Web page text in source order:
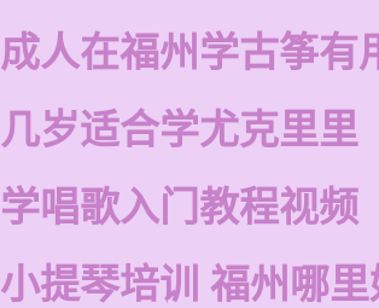
成人在福州学古筝有
几岁适合学尤克里里
学唱歌入门教程视频
小提琴培训 福州哪